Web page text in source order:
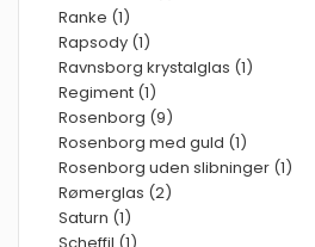
Ranke (1)
Rapsody (1)
Ravnsborg krystalglas (1)
Regiment (1)
Rosenborg (9)
Rosenborg med guld (1)
Rosenborg uden slibninger (1)
Rømerglas (2)
Saturn (1)